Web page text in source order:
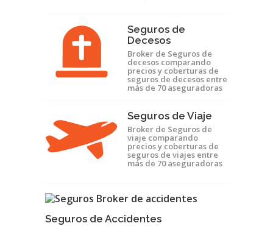
Seguros de
Decesos
Broker de Seguros de
decesos comparando
precios y coberturas de
seguros de decesos entre
más de 70 aseguradoras
Seguros de Viaje
Broker de Seguros de
viaje comparando
precios y coberturas de
seguros de viajes entre
más de 70 aseguradoras
Seguros de Accidentes